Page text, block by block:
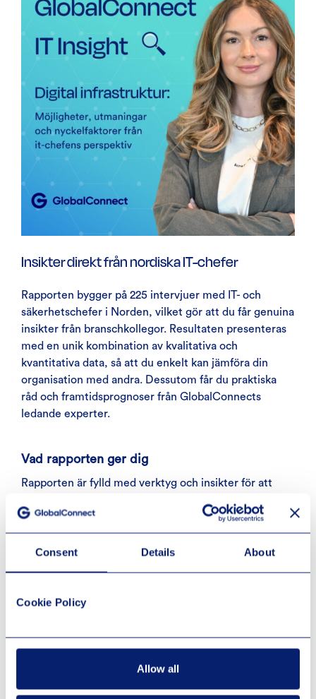
Consent Details About
Cookie Policy
Allow all
Insikter direkt från nordiska IT-chefer
Rapporten bygger på 225 intervjuer med IT- och
säkerhetschefer i Norden, vilket gör att du får genuina
insikter från branschkollegor. Resultaten presenteras
med en unik kombination av kvalitativa och
kvantitativa data, så att du enkelt kan jämföra din
organisation med andra. Dessutom får du praktiska
råd och framtidsprognoser från GlobalConnects
ledande experter.
Vad rapporten ger dig
Rapporten är fylld med verktyg och insikter för att
Benchmarka din organisation: Jämför
identifiera förbättringsområden.
Få praktiska råd: Upptäck konkreta
och molnmigrering.